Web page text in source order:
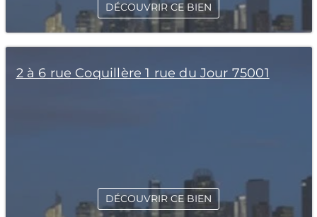
DÉCOUVRIR CE BIEN
2 à 6 rue Coquillère 1 rue du Jour 75001
DÉCOUVRIR CE BIEN